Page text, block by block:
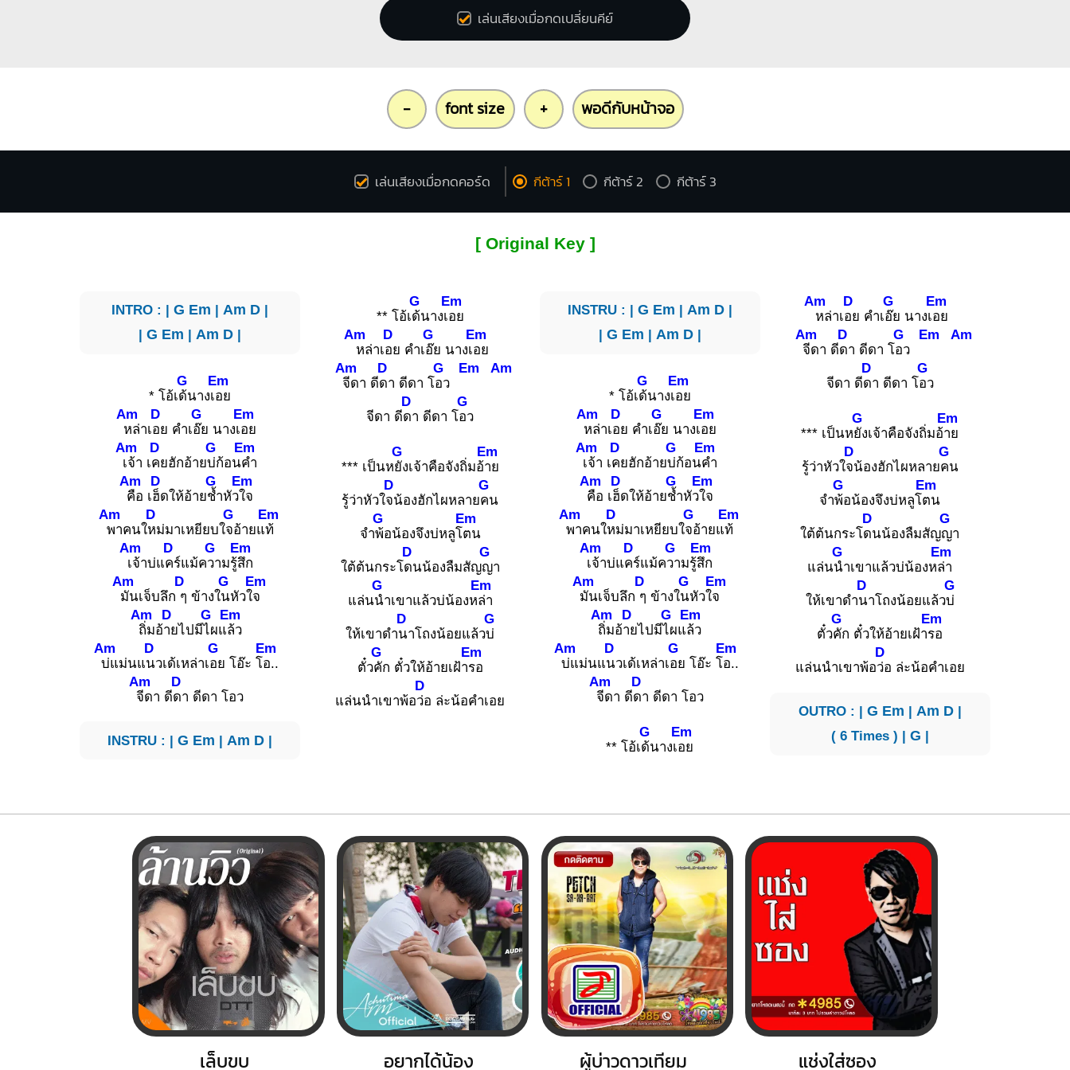
เล่นเสียงเมื่อกดเปลี่ยนคีย์
- font size + พอดีกับหน้าจอ
เล่นเสียงเมื่อกดคอร์ด กีต้าร์ 1 กีต้าร์ 2 กีต้าร์ 3
[ Original Key ]
INTRO : |G Em | Am D |
|G Em | Am D |
* โอ้เ
G
ด้นางเ
Em
อย
Am
หล่าเ
D
อย คำเ
G
อ๊ย นางเ
Em
อย
Am
เจ้า เ
D
คยฮักอ้าย
G
บ่ก้อน
Em
คำ
Am
คือ เ
D
ฮ็ดให้อ้าย
G
ช้ำหัว
Em
ใจ
Am
พาคนใ
D
หม่มาเหยียบใ
G
จอ้ายแ
Em
ท้
Am
เจ้าบ่แ
D
คร์แม้ค
G
วามรู้
Em
สึก
Am
มันเจ็บลึก
D
ๆ ข้างใ
G
นหัวใ
Em
จ
Am
ถิ่มอ้
D
ายไปมี
G
ไผแ
Em
ล้ว
Am
บ่แม่นแ
D
นวเด้เหล่าเ
G
อย โอ๊ะ โ
Em
อ..
Am
จีดา ดี
D
ดา ดีดา โอว
INSTRU : |G Em | Am D |
** โอ้เ
G
ด้นางเ
Em
อย
Am
หล่าเ
D
อย คำเ
G
อ๊ย นางเ
Em
อย
Am
จีดา ดี
D
ดา ดีดา โ
G
อว
Em Am
จีดา ดี
D
ดา ดีดา โ
G
อว
*** เป็นห
G
ยังเจ้าคือจังถิ่มอ้
Em
าย
รู้ว่าหัวใ
D
จน้องฮักไผหลาย
G
คน
จำ
G
พ้อน้องจึงบ่หลูโ
Em
ตน
ใต้ต้นกระโ
D
ดนน้องลืมสัญ
G
ญา
แล่น
G
นำเขาแล้วบ่น้องห
Em
ล่า
ให้เขาดำ
D
นาโถงน้อยแล้ว
G
บ่
ตั๋ว
G
คัก ตั๋วให้อ้ายเฝ้า
Em
รอ
แล่นนำเขาพ้อ
D
ว่อ ล่ะน้อคำเอย
INSTRU : | G Em | Am D|
| G Em | Am D|
* โอ้เ
G
ด้นางเ
Em
อย
Am
หล่าเ
D
อย คำเ
G
อ๊ย นางเ
Em
อย
Am
เจ้า เ
D
คยฮักอ้าย
G
บ่ก้อน
Em
คำ
Am
คือ เ
D
ฮ็ดให้อ้าย
G
ช้ำหัว
Em
ใจ
Am
พาคนใ
D
หม่มาเหยียบใ
G
จอ้ายแ
Em
ท้
Am
เจ้าบ่แ
D
คร์แม้ค
G
วามรู้
Em
สึก
Am
มันเจ็บลึก
D
ๆ ข้างใ
G
นหัวใ
Em
จ
Am
ถิ่มอ้
D
ายไปมี
G
ไผแ
Em
ล้ว
Am
บ่แม่นแ
D
นวเด้เหล่าเ
G
อย โอ๊ะ โ
Em
อ..
Am
จีดา ดี
D
ดา ดีดา โอว
** โอ้เ
G
ด้นางเ
Em
อย
Am
หล่าเ
D
อย คำเ
G
อ๊ย นางเ
Em
อย
Am
จีดา ดี
D
ดา ดีดา โ
G
อว
Em Am
จีดา ดี
D
ดา ดีดา โ
G
อว
*** เป็นห
G
ยังเจ้าคือจังถิ่มอ้
Em
าย
รู้ว่าหัวใ
D
จน้องฮักไผหลาย
G
คน
จำ
G
พ้อน้องจึงบ่หลูโ
Em
ตน
ใต้ต้นกระโ
D
ดนน้องลืมสัญ
G
ญา
แล่น
G
นำเขาแล้วบ่น้องห
Em
ล่า
ให้เขาดำ
D
นาโถงน้อยแล้ว
G
บ่
ตั๋ว
G
คัก ตั๋วให้อ้ายเฝ้า
Em
รอ
แล่นนำเขาพ้อ
D
ว่อ ล่ะน้อคำเอย
OUTRO : | G Em | Am D|
( 6 Times ) | G |
เล็บขบ อยากได้น้อง ผู้บ่าวดาวเทียม แช่งใส่ซอง